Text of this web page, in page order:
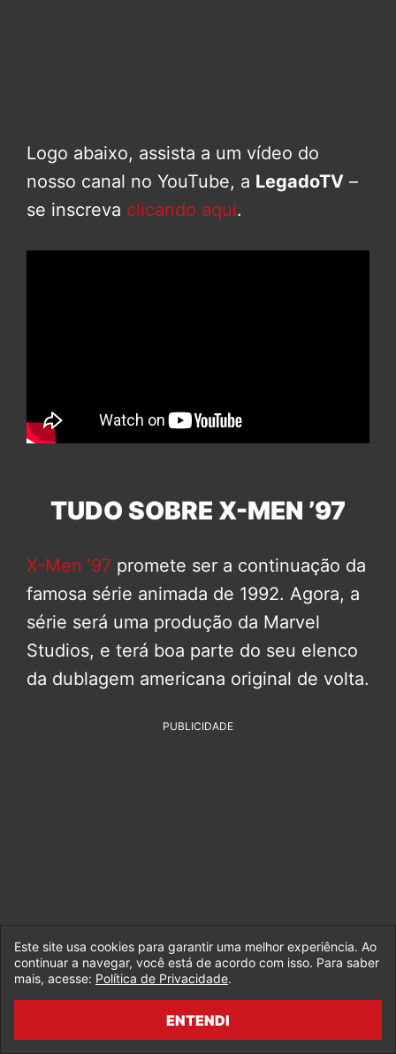
Logo abaixo, assista a um vídeo do
nosso canal no YouTube, a LegadoTV –
se inscreva clicando aqui.
TUDO SOBRE X-MEN ’97
X-Men ’97 promete ser a continuação da
famosa série animada de 1992. Agora, a
série será uma produção da Marvel
Studios, e terá boa parte do seu elenco
da dublagem americana original de volta.
PUBLICIDADE
Este site usa cookies para garantir uma melhor experiência. Ao
continuar a navegar, você está de acordo com isso. Para saber
mais, acesse: Política de Privacidade.
ENTENDI